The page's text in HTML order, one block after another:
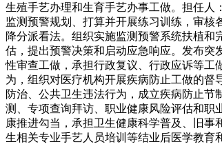
生殖手艺办理和生育手艺办事工做。担任人
监测预警规划、打算并开展练习训练，审
降分派看法。组织实施监测预警系统扶植
估，提出预警决策和启动应急响应。发布突
性审查工做，承担行政复议、行政应诉等工
为，组织对医疗机构开展疾病防止工做的
防治、公共卫生违法行为，成立疾病防止
测、专项查询拜访、职业健康风险评估和职
康推进勾当，承担卫生健康科学普及、旧
生相关专业手艺人员培训等结业后医学教育